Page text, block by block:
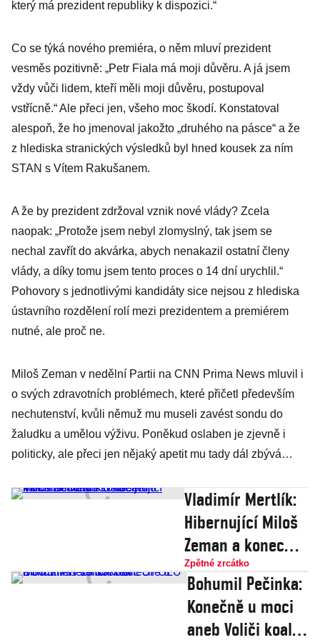
který má prezident republiky k dispozici.“
Co se týká nového premiéra, o něm mluví prezident
vesměs pozitivně: „Petr Fiala má moji důvěru. A já jsem
vždy vůči lidem, kteří měli moji důvěru, postupoval
vstřícně.“ Ale přeci jen, všeho moc škodí. Konstatoval
alespoň, že ho jmenoval jakožto „druhého na pásce“ a že
z hlediska stranických výsledků byl hned kousek za ním
STAN s Vítem Rakušanem.
A že by prezident zdržoval vznik nové vlády? Zcela
naopak: „Protože jsem nebyl zlomyslný, tak jsem se
nechal zavřít do akvárka, abych nenakazil ostatní členy
vlády, a díky tomu jsem tento proces o 14 dní urychlil.“
Pohovory s jednotlivými kandidáty sice nejsou z hlediska
ústavního rozdělení rolí mezi prezidentem a premiérem
nutné, ale proč ne.
Miloš Zeman v nedělní Partii na CNN Prima News mluvil i
o svých zdravotních problémech, které přičetl především
nechutenství, kvůli němuž mu museli zavést sondu do
žaludku a umělou výživu. Poněkud oslaben je zjevně i
politicky, ale přeci jen nějaký apetit mu tady dál zbývá…
Vladimír Mertlík:
Hibernující Miloš
Zeman a konec
jeho
kamarádčoftu s
Babišem
Zpětné zrcátko
Bohumil Pečinka:
Konečně u moci
aneb Voliči koalic